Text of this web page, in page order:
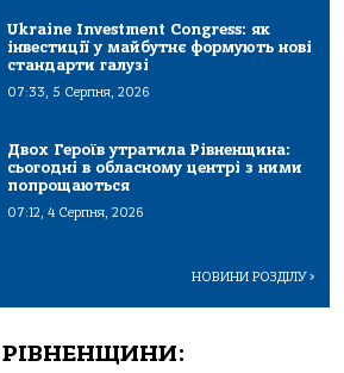
Ukraine Investment Congress: як
інвестиції у майбутнє формують нові
стандарти галузі
07:33, 5 Серпня, 2026
Двох Героїв утратила Рівненщина:
сьогодні в обласному центрі з ними
попрощаються
07:12, 4 Серпня, 2026
НОВИНИ РОЗДІЛУ>